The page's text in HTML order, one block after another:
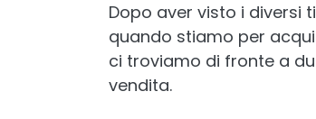
Dopo aver visto i diversi
quando stiamo per
ci troviamo di fronte a
vendita.